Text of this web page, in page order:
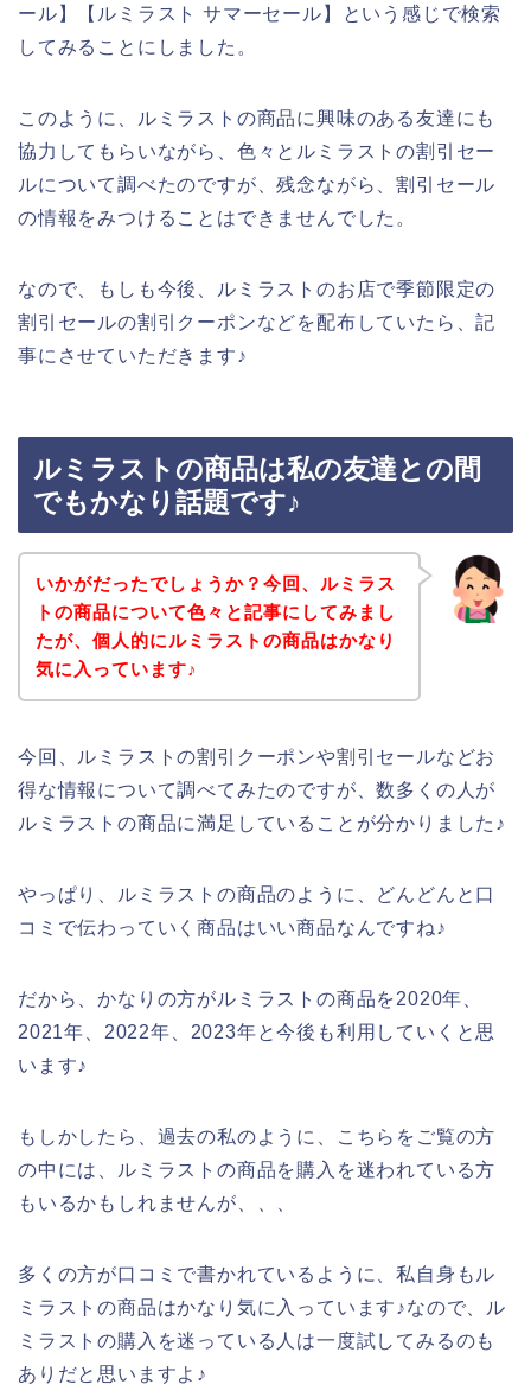
ール】【ルミラスト サマーセール】という感じで検索
してみることにしました。
このように、ルミラストの商品に興味のある友達にも
協力してもらいながら、色々とルミラストの割引セー
ルについて調べたのですが、残念ながら、割引セール
の情報をみつけることはできませんでした。
なので、もしも今後、ルミラストのお店で季節限定の
割引セールの割引クーポンなどを配布していたら、記
事にさせていただきます♪
ルミラストの商品は私の友達との間
でもかなり話題です♪
いかがだったでしょうか？今回、ルミラス
トの商品について色々と記事にしてみまし
たが、個人的にルミラストの商品はかなり
気に入っています♪
今回、ルミラストの割引クーポンや割引セールなどお
得な情報について調べてみたのですが、数多くの人が
ルミラストの商品に満足していることが分かりました♪
やっぱり、ルミラストの商品のように、どんどんと口
コミで伝わっていく商品はいい商品なんですね♪
だから、かなりの方がルミラストの商品を2020年、
2021年、2022年、2023年と今後も利用していくと思
います♪
もしかしたら、過去の私のように、こちらをご覧の方
の中には、ルミラストの商品を購入を迷われている方
もいるかもしれませんが、、、
多くの方が口コミで書かれているように、私自身もル
ミラストの商品はかなり気に入っています♪なので、ル
ミラストの購入を迷っている人は一度試してみるのも
ありだと思いますよ♪